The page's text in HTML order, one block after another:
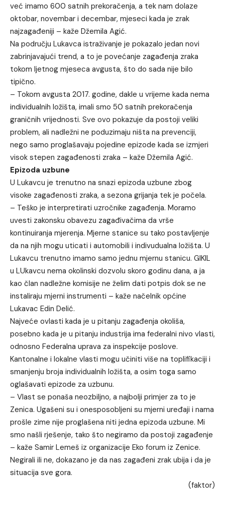
već imamo 600 satnih prekoračenja, a tek nam dolaze
oktobar, novembar i decembar, mjeseci kada je zrak
najzagađeniji – kaže Džemila Agić.
Na području Lukavca istraživanje je pokazalo jedan novi
zabrinjavajući trend, a to je povećanje zagađenja zraka
tokom ljetnog mjeseca avgusta, što do sada nije bilo
tipično.
– Tokom avgusta 2017. godine, dakle u vrijeme kada nema
individualnih ložišta, imali smo 50 satnih prekoračenja
graničnih vrijednosti. Sve ovo pokazuje da postoji veliki
problem, ali nadležni ne poduzimaju ništa na prevenciji,
nego samo proglašavaju pojedine epizode kada se izmjeri
visok stepen zagađenosti zraka – kaže Džemila Agić.
Epizoda uzbune
U Lukavcu je trenutno na snazi epizoda uzbune zbog
visoke zagađenosti zraka, a sezona grijanja tek je počela.
– Teško je interpretirati uzročnike zagađenja. Moramo
uvesti zakonsku obavezu zagađivačima da vrše
kontinuiranja mjerenja. Mjerne stanice su tako postavljenje
da na njih mogu uticati i automobili i indivudualna ložišta. U
Lukavcu trenutno imamo samo jednu mjernu stanicu. GIKIL
u LUkavcu nema okolinski dozvolu skoro godinu dana, a ja
kao član nadležne komisije ne želim dati potpis dok se ne
instaliraju mjerni instrumenti – kaže načelnik općine
Lukavac Edin Delić.
Najveće ovlasti kada je u pitanju zagađenja okoliša,
posebno kada je u pitanju industrija ima federalni nivo vlasti,
odnosno Federalna uprava za inspekcije poslove.
Kantonalne i lokalne vlasti mogu učiniti više na toplifikaciji i
smanjenju broja individualnih ložišta, a osim toga samo
oglašavati epizode za uzbunu.
– Vlast se ponaša neozbiljno, a najbolji primjer za to je
Zenica. Ugašeni su i onesposobljeni su mjerni uređaji i nama
prošle zime nije proglašena niti jedna epizoda uzbune. Mi
smo našli rješenje, tako što negiramo da postoji zagađenje
– kaže Samir Lemeš iz organizacije Eko forum iz Zenice.
Negirali ili ne, dokazano je da nas zagađeni zrak ubija i da je
situacija sve gora.
(faktor)